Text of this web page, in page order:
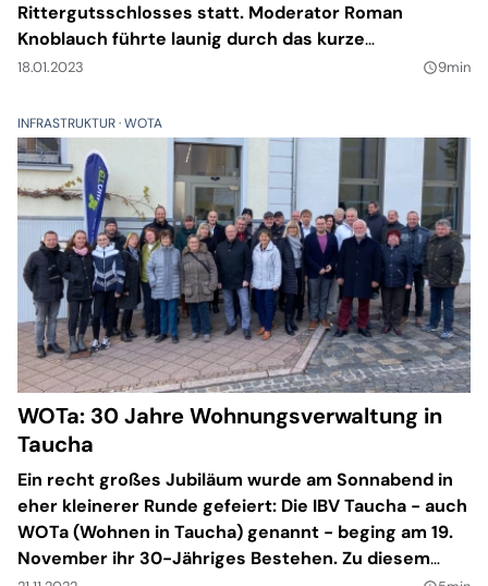
Rittergutsschlosses statt. Moderator Roman
Knoblauch führte launig durch das kurze
Informationsprogramm und kitzelte aus
Ausblicke heraus. Große Überraschungen gab es
dabei aber nicht.
18.01.2023 query_builder9min
INFRASTRUKTUR WOTA
WOTa: 30 Jahre Wohnungsverwaltung in
Taucha
Ein recht großes Jubiläum wurde am Sonnabend in
eher kleinerer Runde gefeiert: Die IBV Taucha - auch
WOTa (Wohnen in Taucha) genannt - beging am 19.
November ihr 30-Jähriges Bestehen. Zu diesem